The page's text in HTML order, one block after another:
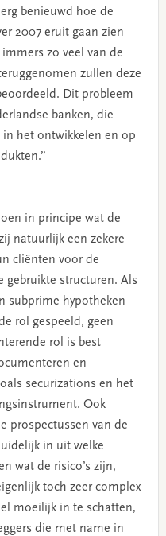
benieuwd hoe de
2007 eruit gaan zien
zo veel van de
zullen deze
Dit probleem
banken, die
het ontwikkelen en op
in principe wat de
natuurlijk een zekere
cliënten voor de
gebruikte structuren. Als
subprime hypotheken
rol gespeeld, geen
rol is best
en
securizations en het
Ook
prospectussen van de
in uit welke
wat de risico’s zijn,
toch zeer complex
moeilijk in te schatten,
die met name in